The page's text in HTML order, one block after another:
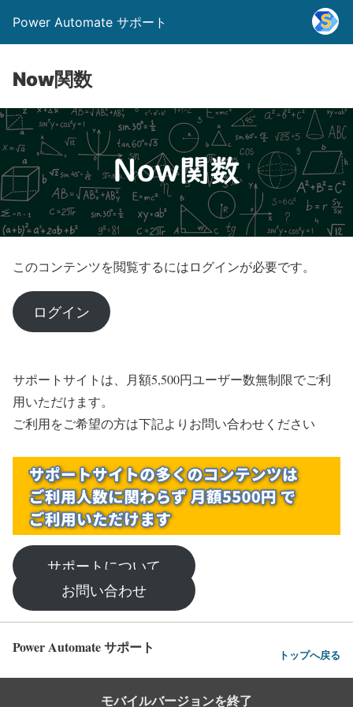
Power Automate サポート
Now関数
このコンテンツを閲覧するにはログインが必要です。
ログイン
サポートサイトは、月額5,500円ユーザー数無制限でご利
用いただけます。
ご利用をご希望の方は下記よりお問い合わせください
サポートについて
お問い合わせ
Power Automate サポート トップへ戻る
モバイルバージョンを終了